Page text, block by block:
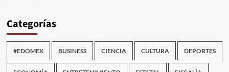
Categorías
#EDOMEX BUSINESS CIENCIA CULTURA DEPORTES